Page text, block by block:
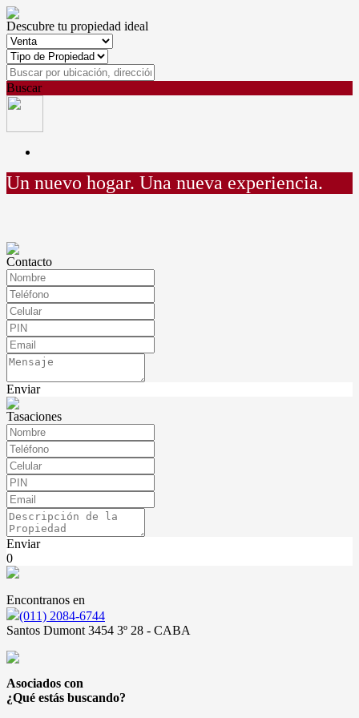
Descubre tu propiedad ideal
Buscar
Un nuevo hogar. Una nueva experiencia.
Contacto
Enviar
Tasaciones
Enviar
0
Encontranos en
(011) 2084-6744
Santos Dumont 3454 3º 28 - CABA
Asociados con
¿Qué estás buscando?